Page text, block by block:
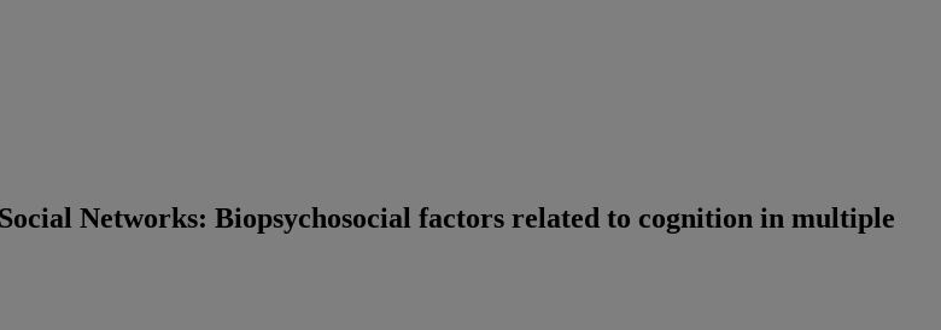
Networks: Biopsychosocial factors related to cognition in multiple